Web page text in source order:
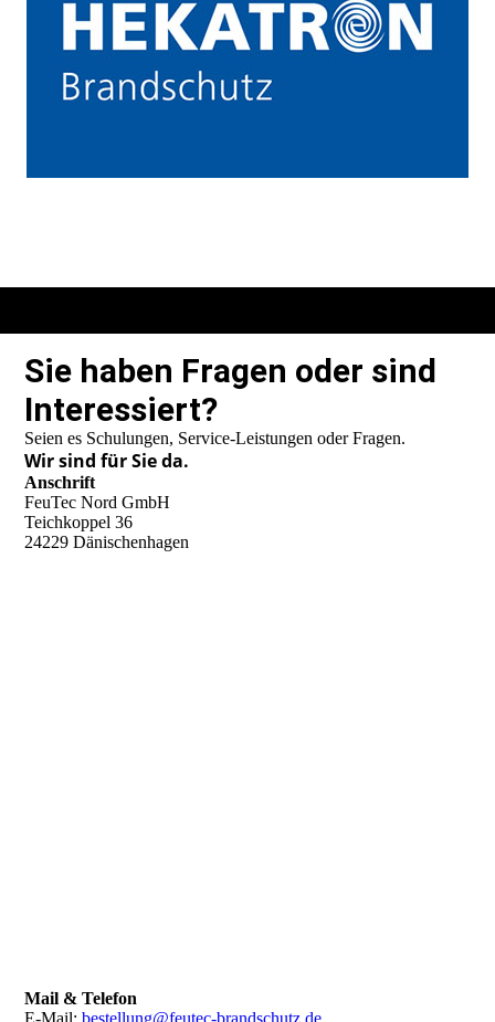
Sie haben Fragen oder sind
Interessiert?
Seien es Schulungen, Service-Leistungen oder Fragen.
Wir sind für Sie da.
Anschrift
FeuTec Nord GmbH
Teichkoppel 36
24229 Dänischenhagen
Mail & Telefon
E-Mail:bestellung@feutec-brandschutz.de